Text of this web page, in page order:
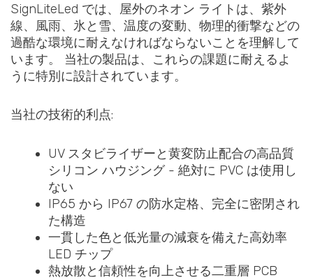
SignLiteLed では、屋外のネオン ライトは、紫外
線、風雨、氷と雪、温度の変動、物理的衝撃などの
過酷な環境に耐えなければならないことを理解して
います。 当社の製品は、これらの課題に耐えるよ
うに特別に設計されています。
当社の技術的利点:
UV スタビライザーと黄変防止配合の高品質
シリコン ハウジング - 絶対に PVC は使用し
ない
IP65 から IP67 の防水定格、完全に密閉され
た構造
一貫した色と低光量の減衰を備えた高効率
LED チップ
熱放散と信頼性を向上させる二重層 PCB